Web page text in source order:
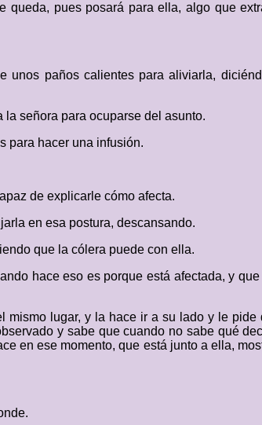
pues posará para ella, algo que
unos paños calientes para aliviarla,
señora para ocuparse del asunto.
para hacer una infusión.
de explicarle cómo afecta.
en esa postura, descansando.
que la cólera puede con ella.
hace eso es porque está afectada, y
lugar, y la hace ir a su lado y le pide
y sabe que cuando no sabe qué
en ese momento, que está junto a ella,